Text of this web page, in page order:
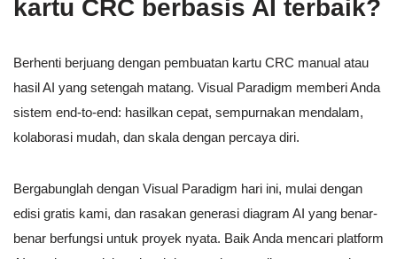
kartu CRC berbasis AI terbaik?
Berhenti berjuang dengan pembuatan kartu CRC manual atau
hasil AI yang setengah matang. Visual Paradigm memberi Anda
sistem end-to-end: hasilkan cepat, sempurnakan mendalam,
kolaborasi mudah, dan skala dengan percaya diri.
Bergabunglah dengan Visual Paradigm hari ini, mulai dengan
edisi gratis kami, dan rasakan generasi diagram AI yang benar-
benar berfungsi untuk proyek nyata. Baik Anda mencari platform